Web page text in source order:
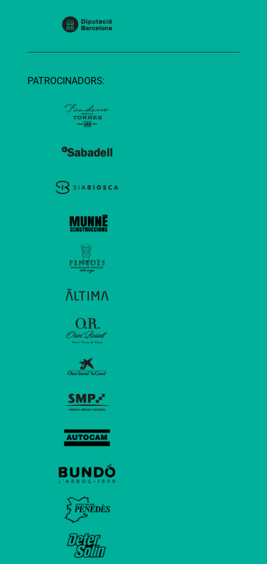
PATROCINADORS: